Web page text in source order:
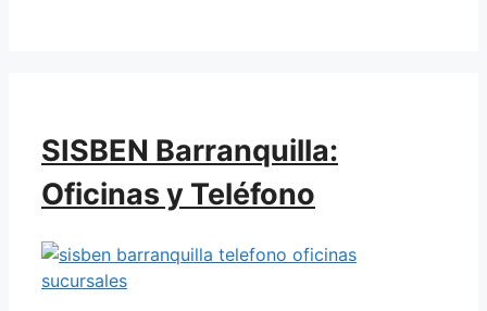
SISBEN Barranquilla:
Oficinas y Teléfono